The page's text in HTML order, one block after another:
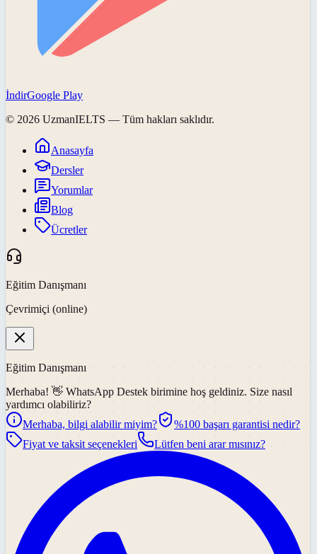
İndirGoogle Play
© 2026 UzmanIELTS — Tüm hakları saklıdır.
Anasayfa
Dersler
Yorumlar
Blog
Ücretler
Eğitim Danışmanı
Çevrimiçi (online)
Eğitim Danışmanı
Merhaba! 👋 WhatsApp Destek birimine hoş geldiniz. Size nasıl
yardımcı olabiliriz?
Merhaba, bilgi alabilir miyim?
%100 başarı garantisi nedir?
Fiyat ve taksit seçenekleri
Lütfen beni arar mısınız?